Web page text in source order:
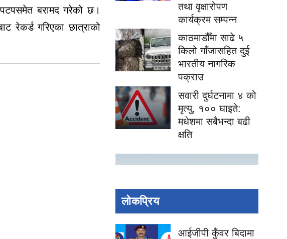
बरामद गरेको छ।
रेकर्ड गरिएका छात्राको
तथा वृक्षारोपण
कार्यक्रम सम्पन्न
काठमाडौँमा साढे ५
किलो गाँजासहित दुई
भारतीय नागरिक
पक्राउ
सवारी दुर्घटनामा ४ को
मृत्यु, १०० घाइते:
मधेशमा सबैभन्दा बढी
क्षति
लोकप्रिय
आईजीपी कुँवर बिदामा